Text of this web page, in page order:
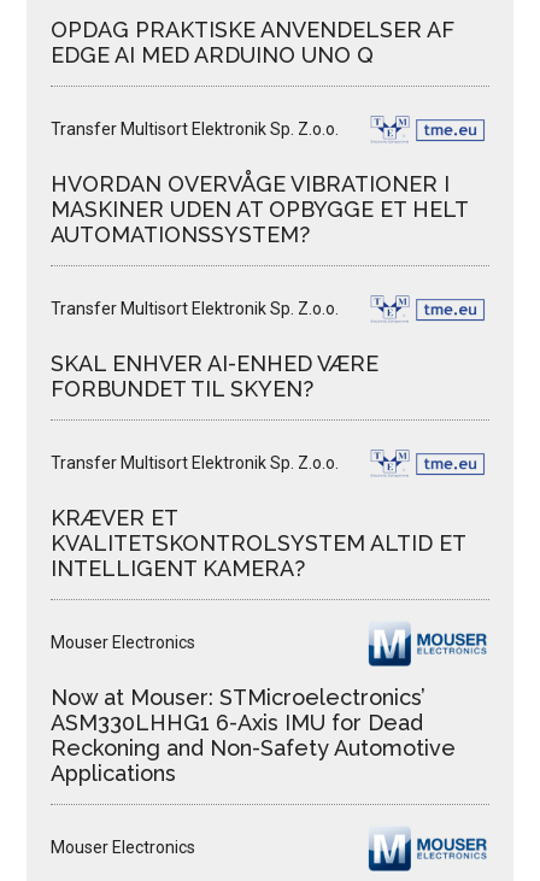
OPDAG PRAKTISKE ANVENDELSER AF
EDGE AI MED ARDUINO UNO Q
Transfer Multisort Elektronik Sp. Z.o.o.
HVORDAN OVERVÅGE VIBRATIONER I
MASKINER UDEN AT OPBYGGE ET HELT
AUTOMATIONSSYSTEM?
Transfer Multisort Elektronik Sp. Z.o.o.
SKAL ENHVER AI-ENHED VÆRE
FORBUNDET TIL SKYEN?
Transfer Multisort Elektronik Sp. Z.o.o.
KRÆVER ET
KVALITETSKONTROLSYSTEM ALTID ET
INTELLIGENT KAMERA?
Mouser Electronics
Now at Mouser: STMicroelectronics’
ASM330LHHG1 6-Axis IMU for Dead
Reckoning and Non-Safety Automotive
Applications
Mouser Electronics